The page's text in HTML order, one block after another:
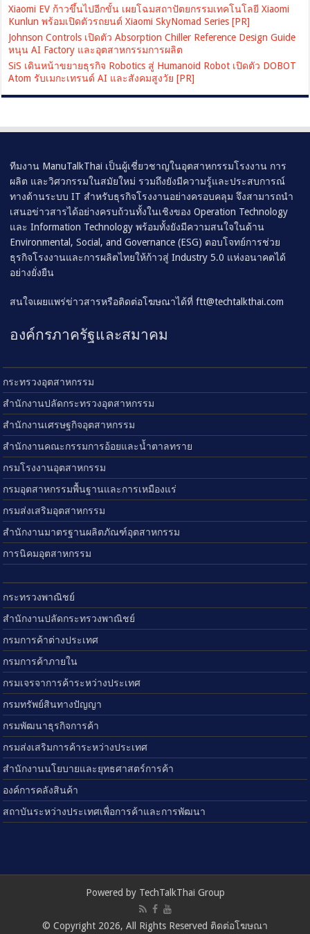
Xiaomi EV ก้าวขึ้นไปอีกขั้น เผยโฉมสถาปัตยกรรมเทคโนโลยี Xiaomi
Kunlun พร้อมเปิดตัวรถยนต์ Xiaomi SkyNomad Series [PR]
Johnson Controls เปิดตัว Absorption Chiller Reference Design Guide
หนุน AI Factory และอุตสาหกรรมการผลิต
SiS เดินหน้าขยายธุรกิจ Robotics สู่ Humanoid Robot เปิดตัว DOBOT
Atom รับเมกะเทรนด์ AI และสังคมสูงวัย [PR]
ทีมงาน ManuTalkThai เป็นผู้เชี่ยวชาญในอุตสาหกรรมโรงงาน การ
ผลิต และวิศวกรรมในสมัยใหม่ รวมถึงยังมีความรู้และประสบการณ์
ทางด้านระบบ IT สำหรับธุรกิจโรงงานอย่างครอบคลุม จึงสามารถนำ
เสนอข่าวสารได้อย่างครบถ้วนทั้งในเชิงของ Operation Technology
และ Information Technology พร้อมทั้งยังมีความสนใจในด้าน
Environmental, Social, and Governance (ESG) ตอบโจทย์การช่วย
ธุรกิจโรงงานและการผลิตไทยให้ก้าวสู่ Industry 5.0 แห่งอนาคตได้
อย่างยั่งยืน
สนใจเผยแพร่ข่าวสารหรือติดต่อโฆษณาได้ที่ftt@techtalkthai.com
องค์กรภาครัฐและสมาคม
กระทรวงอุตสาหกรรม
สำนักงานปลัดกระทรวงอุตสาหกรรม
สำนักงานเศรษฐกิจอุตสาหกรรม
สำนักงานคณะกรรมการอ้อยและน้ำตาลทราย
กรมโรงงานอุตสาหกรรม
กรมอุตสาหกรรมพื้นฐานและการเหมืองแร่
กรมส่งเสริมอุตสาหกรรม
สำนักงานมาตรฐานผลิตภัณฑ์อุตสาหกรรม
การนิคมอุตสาหกรรม
กระทรวงพาณิชย์
สำนักงานปลัดกระทรวงพาณิชย์
กรมการค้าต่างประเทศ
กรมการค้าภายใน
กรมเจรจาการค้าระหว่างประเทศ
กรมทรัพย์สินทางปัญญา
กรมพัฒนาธุรกิจการค้า
กรมส่งเสริมการค้าระหว่างประเทศ
สำนักงานนโยบายและยุทธศาสตร์การค้า
องค์การคลังสินค้า
สถาบันระหว่างประเทศเพื่อการค้าและการพัฒนา
Powered by TechTalkThai Group
© Copyright 2026, All Rights Reserved ติดต่อโฆษณา